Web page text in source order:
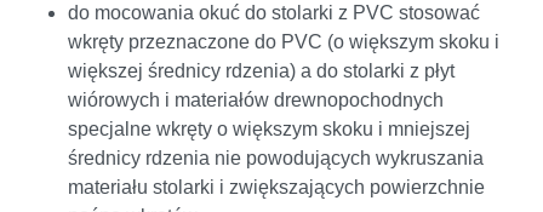
do mocowania okuć do stolarki z PVC stosować
wkręty przeznaczone do PVC (o większym skoku i
większej średnicy rdzenia) a do stolarki z płyt
wiórowych i materiałów drewnopochodnych
specjalne wkręty o większym skoku i mniejszej
średnicy rdzenia nie powodujących wykruszania
materiału stolarki i zwiększających powierzchnie